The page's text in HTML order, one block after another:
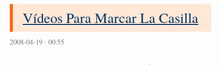
Vídeos Para Marcar La Casilla
2008-04-19 · 00:55